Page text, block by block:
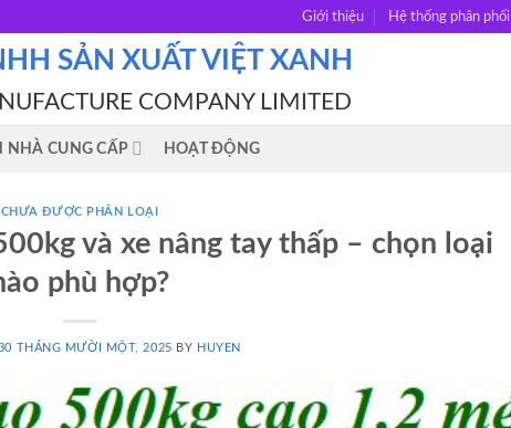
Giới thiệu Hệ thống phân phối
SẢN XUẤT VIỆT XANH
COMPANY LIMITED
NHÀ CUNG CẤP HOẠT ĐỘNG
CHƯA ĐƯỢC PHÂN LOẠI
và xe nâng tay thấp – chọn loại
phù hợp?
THÁNG MƯỜI MỘT, 2025 BY HUYEN